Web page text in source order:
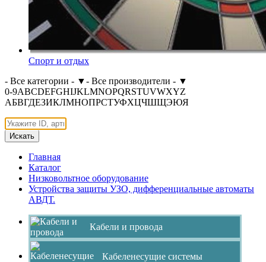
Спорт и отдых
- Все категории - ▼- Все производители - ▼
0-9ABCDEFGHIJKLMNOPQRSTUVWXYZ
АБВГДЕЗИКЛМНОПРСТУФХЦЧШЩЭЮЯ
Искать
Главная
Каталог
Низковольтное оборудование
Устройства защиты УЗО, дифференциальные автоматы
АВДТ.
Кабели и провода
Кабеленесущие системы